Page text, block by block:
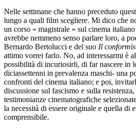
Nelle settimane che hanno preceduto
lungo a quali film scegliere. Mi dico che
un corso « magistrale » sul cinema
avrebbe nemmeno senso parlare loro, a
Bernardo Bertolucci e del suo Il
attimo vorrei farlo. No, ad interessarmi è
possibilità di incuriosirli, di far nascere in
diciassettenni in prevalenza maschi- una
confronti del cinema italiano; e poi,
discussione sul fascismo e sulla
testimonianze cinematografiche
la necessità di essere originale e quella di
comprensibile.